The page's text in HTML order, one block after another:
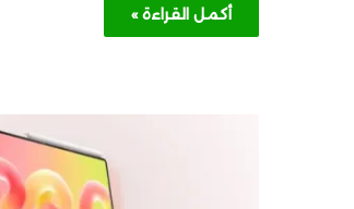
أكمل القراءة »